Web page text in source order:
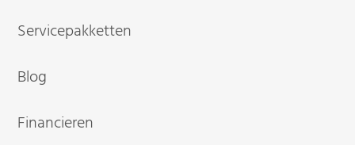
Servicepakketten
Blog
Financieren